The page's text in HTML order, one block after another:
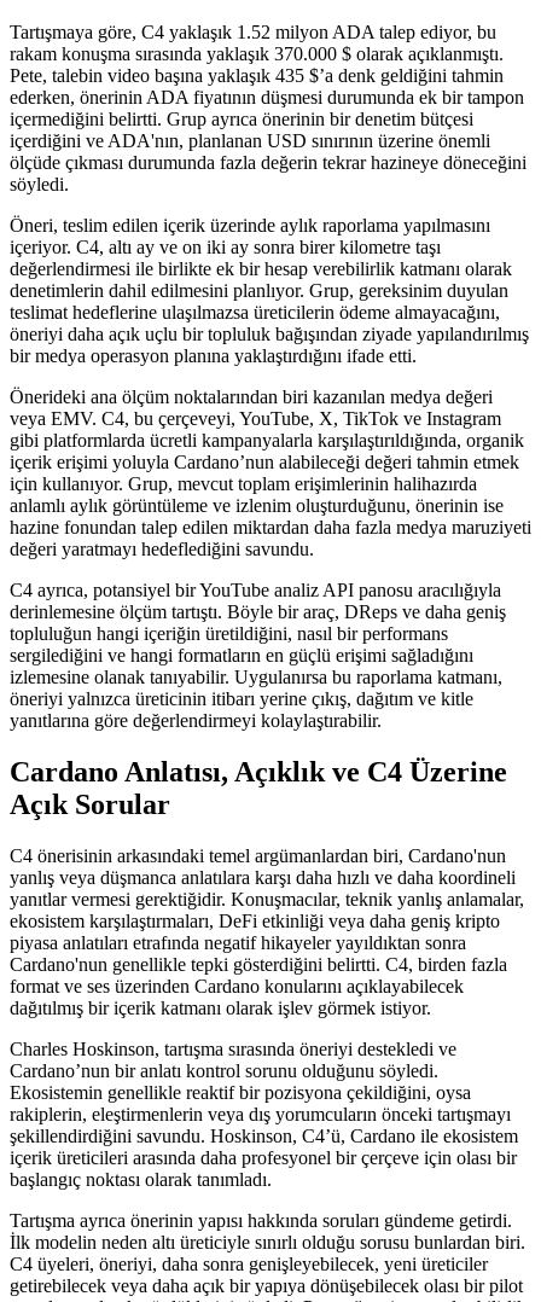
Tartışmaya göre, C4 yaklaşık 1.52 milyon ADA talep ediyor, bu
rakam konuşma sırasında yaklaşık 370.000 $ olarak açıklanmıştı.
Pete, talebin video başına yaklaşık 435 $’a denk geldiğini tahmin
ederken, önerinin ADA fiyatının düşmesi durumunda ek bir tampon
içermediğini belirtti. Grup ayrıca önerinin bir denetim bütçesi
içerdiğini ve ADA'nın, planlanan USD sınırının üzerine önemli
ölçüde çıkması durumunda fazla değerin tekrar hazineye döneceğini
söyledi.
Öneri, teslim edilen içerik üzerinde aylık raporlama yapılmasını
içeriyor. C4, altı ay ve on iki ay sonra birer kilometre taşı
değerlendirmesi ile birlikte ek bir hesap verebilirlik katmanı olarak
denetimlerin dahil edilmesini planlıyor. Grup, gereksinim duyulan
teslimat hedeflerine ulaşılmazsa üreticilerin ödeme almayacağını,
öneriyi daha açık uçlu bir topluluk bağışından ziyade yapılandırılmış
bir medya operasyon planına yaklaştırdığını ifade etti.
Önerideki ana ölçüm noktalarından biri kazanılan medya değeri
veya EMV. C4, bu çerçeveyi, YouTube, X, TikTok ve Instagram
gibi platformlarda ücretli kampanyalarla karşılaştırıldığında, organik
içerik erişimi yoluyla Cardano’nun alabileceği değeri tahmin etmek
için kullanıyor. Grup, mevcut toplam erişimlerinin halihazırda
anlamlı aylık görüntüleme ve izlenim oluşturduğunu, önerinin ise
hazine fonundan talep edilen miktardan daha fazla medya maruziyeti
değeri yaratmayı hedeflediğini savundu.
C4 ayrıca, potansiyel bir YouTube analiz API panosu aracılığıyla
derinlemesine ölçüm tartıştı. Böyle bir araç, DReps ve daha geniş
topluluğun hangi içeriğin üretildiğini, nasıl bir performans
sergilediğini ve hangi formatların en güçlü erişimi sağladığını
izlemesine olanak tanıyabilir. Uygulanırsa bu raporlama katmanı,
öneriyi yalnızca üreticinin itibarı yerine çıkış, dağıtım ve kitle
yanıtlarına göre değerlendirmeyi kolaylaştırabilir.
Cardano Anlatısı, Açıklık ve C4 Üzerine
Açık Sorular
C4 önerisinin arkasındaki temel argümanlardan biri, Cardano'nun
yanlış veya düşmanca anlatılara karşı daha hızlı ve daha koordineli
yanıtlar vermesi gerektiğidir. Konuşmacılar, teknik yanlış anlamalar,
ekosistem karşılaştırmaları, DeFi etkinliği veya daha geniş kripto
piyasa anlatıları etrafında negatif hikayeler yayıldıktan sonra
Cardano'nun genellikle tepki gösterdiğini belirtti. C4, birden fazla
format ve ses üzerinden Cardano konularını açıklayabilecek
dağıtılmış bir içerik katmanı olarak işlev görmek istiyor.
Charles Hoskinson, tartışma sırasında öneriyi destekledi ve
Cardano’nun bir anlatı kontrol sorunu olduğunu söyledi.
Ekosistemin genellikle reaktif bir pozisyona çekildiğini, oysa
rakiplerin, eleştirmenlerin veya dış yorumcuların önceki tartışmayı
şekillendirdiğini savundu. Hoskinson, C4’ü, Cardano ile ekosistem
içerik üreticileri arasında daha profesyonel bir çerçeve için olası bir
başlangıç noktası olarak tanımladı.
Tartışma ayrıca önerinin yapısı hakkında soruları gündeme getirdi.
İlk modelin neden altı üreticiyle sınırlı olduğu sorusu bunlardan biri.
C4 üyeleri, öneriyi, daha sonra genişleyebilecek, yeni üreticiler
getirebilecek veya daha açık bir yapıya dönüşebilecek olası bir pilot